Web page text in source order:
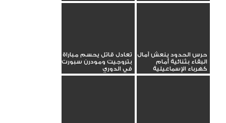
حرس الحدود ينعش آمال
البقاء بثنائية أمام
كهرباء الإسماعيلية
تعادل قاتل يحسم مباراة
بتروجيت ومودرن سبورت
في الدوري